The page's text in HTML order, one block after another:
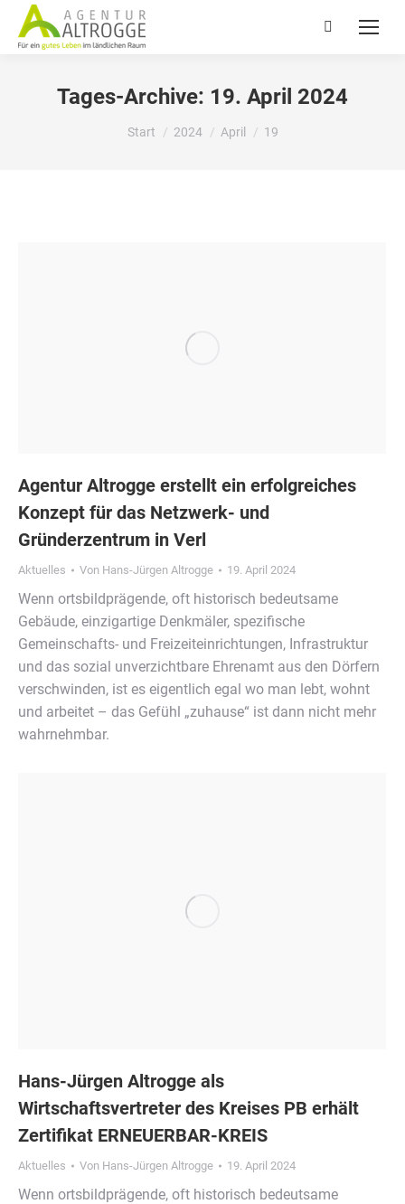
Search:
Tages-Archive: 19. April 2024
Sie befinden sich hier:
Start 2024 April 19
Agentur Altrogge erstellt ein erfolgreiches
Konzept für das Netzwerk- und
Gründerzentrum in Verl
Aktuelles Von Hans-Jürgen Altrogge 19. April 2024
Wenn ortsbildprägende, oft historisch bedeutsame
Gebäude, einzigartige Denkmäler, spezifische
Gemeinschafts- und Freizeiteinrichtungen, Infrastruktur
und das sozial unverzichtbare Ehrenamt aus den Dörfern
verschwinden, ist es eigentlich egal wo man lebt, wohnt
und arbeitet – das Gefühl „zuhause“ ist dann nicht mehr
wahrnehmbar.
Hans-Jürgen Altrogge als
Wirtschaftsvertreter des Kreises PB erhält
Zertifikat ERNEUERBAR-KREIS
Aktuelles Von Hans-Jürgen Altrogge 19. April 2024
Wenn ortsbildprägende, oft historisch bedeutsame